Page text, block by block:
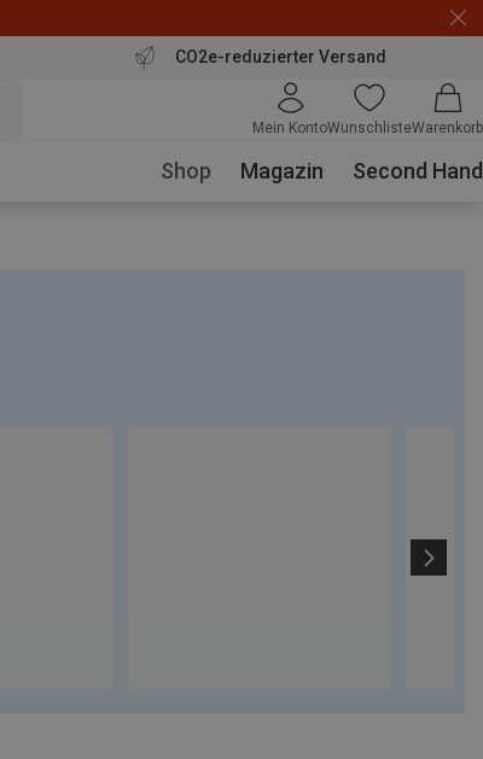
CO2e-reduzierter Versand
Mein KontoWunschlisteWarenkorb
Shop Magazin Second Hand